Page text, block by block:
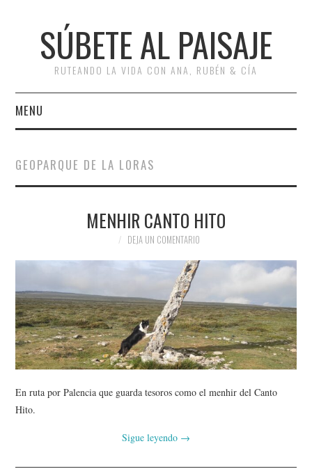
SÚBETE AL PAISAJE
RUTEANDO LA VIDA CON ANA, RUBÉN & CÍA
MENU
RUTAS
#ARVI
AMIGOS
CONTACTO
GEOPARQUE DE LA LORAS
MENHIR CANTO HITO
DEJA UN COMENTARIO
En ruta por Palencia que guarda tesoros como el menhir del Canto
Hito.
Sigue leyendo →